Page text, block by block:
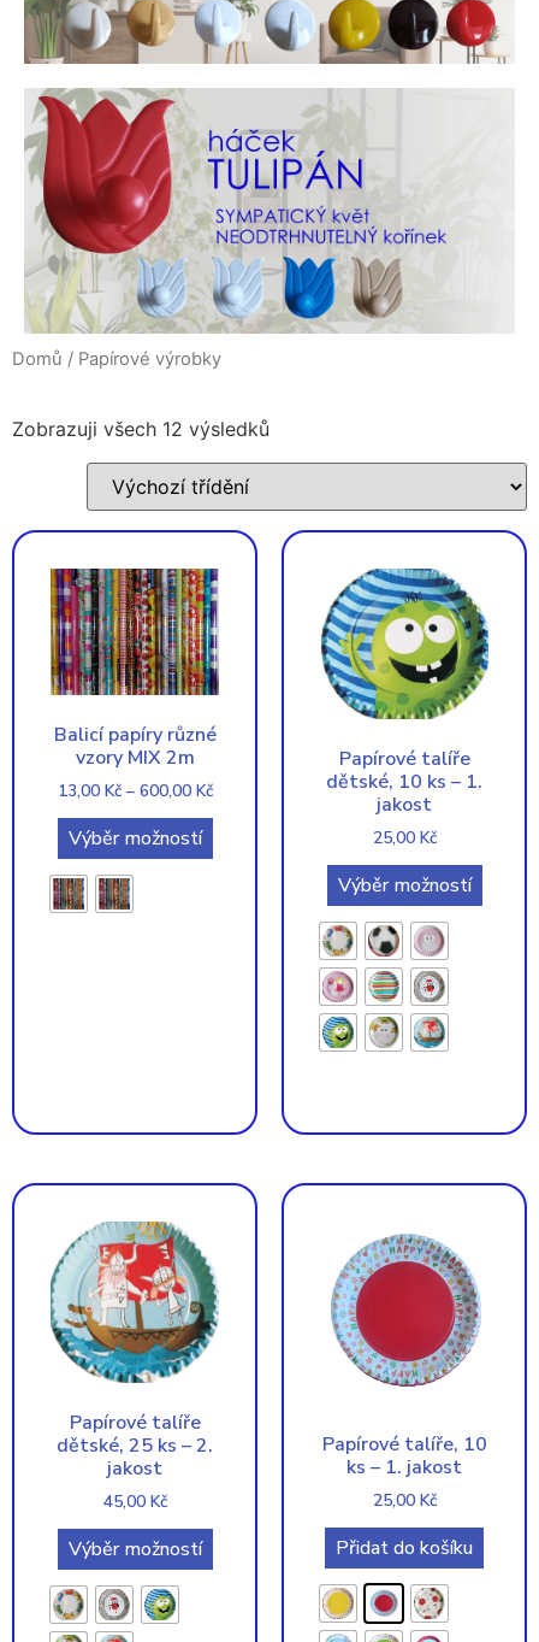
Domů / Papírové výrobky
Zobrazuji všech 12 výsledků
Balicí papíry různé
vzory MIX 2m
13,00 Kč– 600,00 Kč
Výběr možností
Papírové talíře
dětské, 10 ks – 1.
jakost
25,00 Kč
Výběr možností
Papírové talíře
dětské, 25 ks – 2.
jakost
45,00 Kč
Výběr možností
Papírové talíře, 10
ks – 1. jakost
25,00 Kč
Přidat do košíku